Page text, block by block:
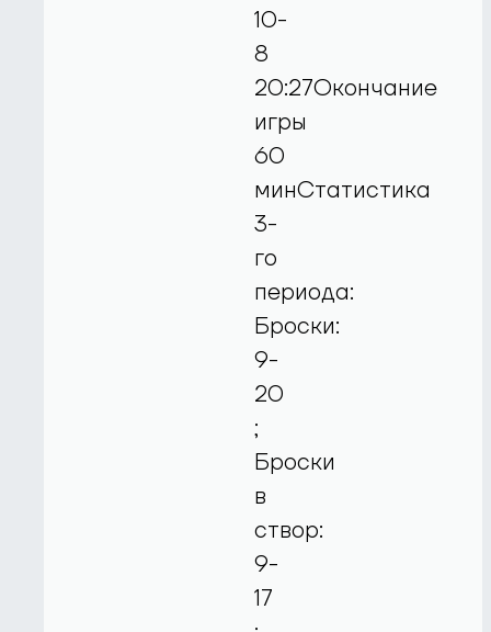
10-
8
20:27Окончание
игры
60
минСтатистика
3-
го
периода:
Броски:
9-
20
;
Броски
в
створ:
9-
17